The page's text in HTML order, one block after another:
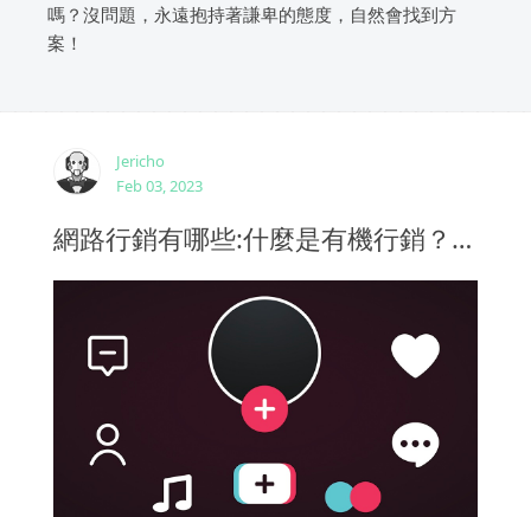
嗎？沒問題，永遠抱持著謙卑的態度，自然會找到方
案！
Jericho
Feb 03, 2023
網路行銷有哪些:什麼是有機行銷？有機行銷的好處？